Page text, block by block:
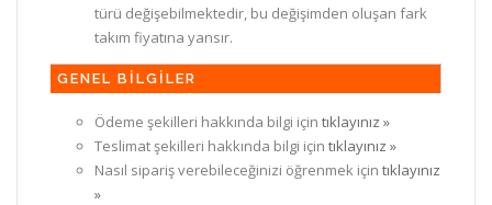
türü değişebilmektedir, bu değişimden oluşan fark
takım fiyatına yansır.
GENEL BİLGİLER
Ödeme şekilleri hakkında bilgi için tıklayınız »
Teslimat şekilleri hakkında bilgi için tıklayınız »
Nasıl sipariş verebileceğinizi öğrenmek için tıklayınız
»